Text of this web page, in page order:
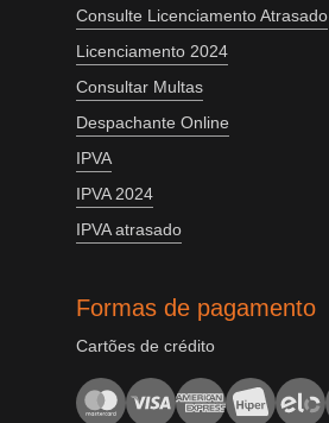
Consulte Licenciamento Atrasado
Licenciamento 2024
Consultar Multas
Despachante Online
IPVA
IPVA 2024
IPVA atrasado
Formas de pagamento
Cartões de crédito